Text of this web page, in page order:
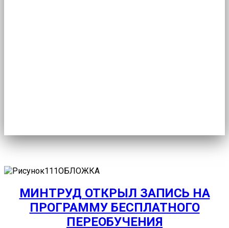
МИНТРУД ОТКРЫЛ ЗАПИСЬ НА
ПРОГРАММУ БЕСПЛАТНОГО
ПЕРЕОБУЧЕНИЯ